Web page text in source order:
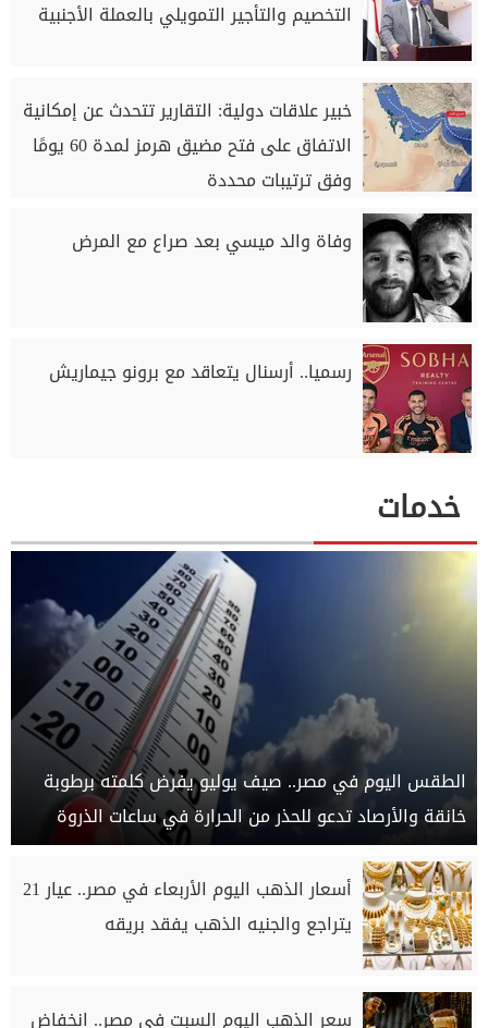
التخصيم والتأجير التمويلي بالعملة الأجنبية
خبير علاقات دولية: التقارير تتحدث عن إمكانية
الاتفاق على فتح مضيق هرمز لمدة 60 يومًا
وفق ترتيبات محددة
وفاة والد ميسي بعد صراع مع المرض
رسميا.. أرسنال يتعاقد مع برونو جيماريش
خدمات
الطقس اليوم في مصر.. صيف يوليو يفرض كلمته برطوبة
خانقة والأرصاد تدعو للحذر من الحرارة في ساعات الذروة
أسعار الذهب اليوم الأربعاء في مصر.. عيار 21
يتراجع والجنيه الذهب يفقد بريقه
سعر الذهب اليوم السبت في مصر.. انخفاض